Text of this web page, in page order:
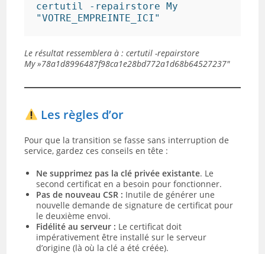
certutil -repairstore My
Le résultat ressemblera à : certutil -repairstore
My »78a1d8996487f98ca1e28bd772a1d68b64527237″
Les règles d’or
Pour que la transition se fasse sans interruption de
service, gardez ces conseils en tête :
Ne supprimez pas la clé privée existante. Le
second certificat en a besoin pour fonctionner.
Pas de nouveau CSR : Inutile de générer une
nouvelle demande de signature de certificat pour
le deuxième envoi.
Fidélité au serveur : Le certificat doit
impérativement être installé sur le serveur
d’origine (là où la clé a été créée).